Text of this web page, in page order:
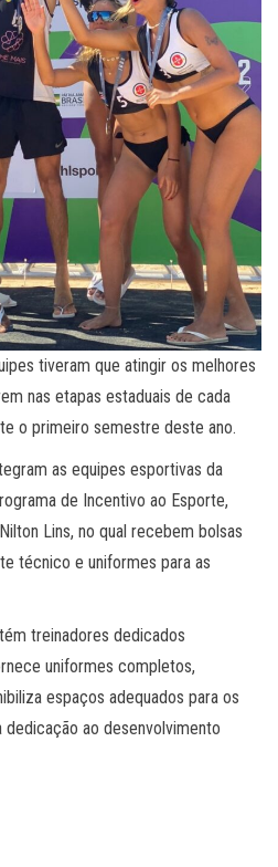
tiveram que atingir os melhores
nas etapas estaduais de cada
o primeiro semestre deste ano.
as equipes esportivas da
de Incentivo ao Esporte,
Lins, no qual recebem bolsas
técnico e uniformes para as
treinadores dedicados
uniformes completos,
espaços adequados para os
ao desenvolvimento